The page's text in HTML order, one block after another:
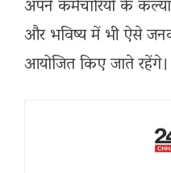
अपने कर्मचारियों के
और भविष्य में भी ऐसे
आयोजित किए जाते रहेंगे।